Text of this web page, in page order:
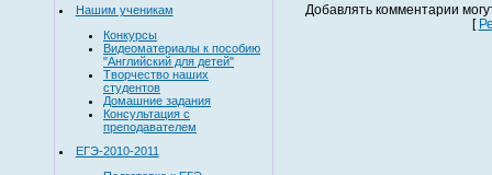
Нашим ученикам
Конкурсы
Видеоматериалы к пособию
"Английский для детей"
Творчество наших
студентов
Домашние задания
Консультация с
преподавателем
ЕГЭ-2010-2011
Добавлять комментарии
[